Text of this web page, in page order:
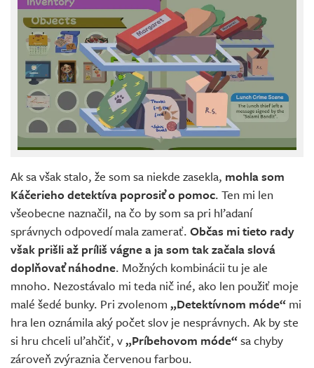
Ak sa však stalo, že som sa niekde zasekla, mohla som
Káčerieho detektíva poprosiť o pomoc. Ten mi len
všeobecne naznačil, na čo by som sa pri hľadaní
správnych odpovedí mala zamerať. Občas mi tieto rady
však prišli až príliš vágnea ja som tak začala slová
doplňovať náhodne. Možných kombinácii tu je ale
mnoho. Nezostávalo mi teda nič iné, ako len použiť moje
malé šedé bunky. Pri zvolenom „Detektívnom móde“ mi
hra len oznámila aký počet slov je nesprávnych. Ak by ste
si hru chceli uľahčiť, v„Príbehovom móde“sa chyby
zároveň zvýraznia červenou farbou.